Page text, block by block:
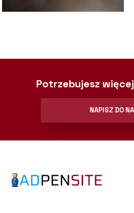
Potrzebujesz
NAPISZ DO